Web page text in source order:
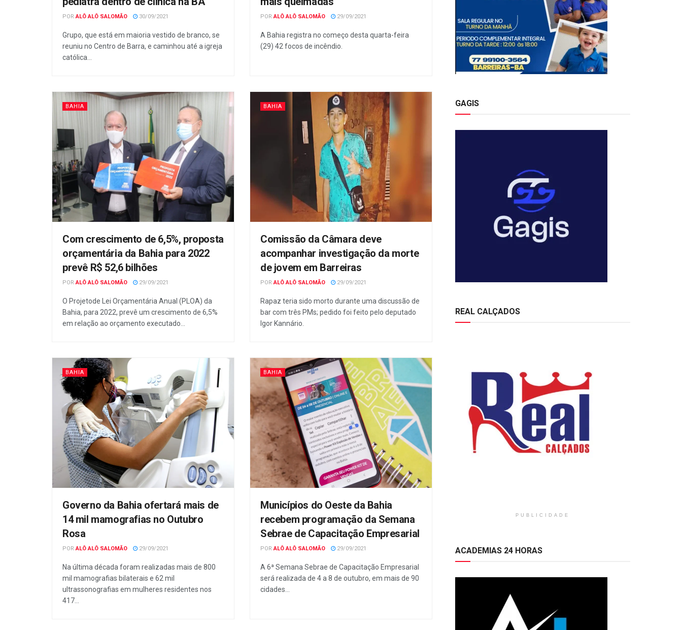
POR ALÔ ALÔ SALOMÃO 30/09/2021
Grupo, que está em maioria vestido de branco, se
reuniu no Centro de Barra, e caminhou até a igreja
católica...
POR ALÔ ALÔ SALOMÃO 29/09/2021
A Bahia registra no começo desta quarta-feira
(29) 42 focos de incêndio.
BAHIA
Com crescimento de 6,5%, proposta
orçamentária da Bahia para 2022
prevê R$ 52,6 bilhões
POR ALÔ ALÔ SALOMÃO 29/09/2021
O Projetode Lei Orçamentária Anual (PLOA) da
Bahia, para 2022, prevê um crescimento de 6,5%
em relação ao orçamento executado...
BAHIA
Comissão da Câmara deve
acompanhar investigação da morte
de jovem em Barreiras
POR ALÔ ALÔ SALOMÃO 29/09/2021
Rapaz teria sido morto durante uma discussão de
bar com três PMs; pedido foi feito pelo deputado
Igor Kannário.
BAHIA
Governo da Bahia ofertará mais de
14 mil mamografias no Outubro
Rosa
POR ALÔ ALÔ SALOMÃO 29/09/2021
Na última década foram realizadas mais de 800
mil mamografias bilaterais e 62 mil
ultrassonografias em mulheres residentes nos
417...
BAHIA
Municípios do Oeste da Bahia
recebem programação da Semana
Sebrae de Capacitação Empresarial
POR ALÔ ALÔ SALOMÃO 29/09/2021
A 6ª Semana Sebrae de Capacitação Empresarial
será realizada de 4 a 8 de outubro, em mais de 90
cidades...
GAGIS
REAL CALÇADOS
PUBLICIDADE
ACADEMIAS 24 HORAS